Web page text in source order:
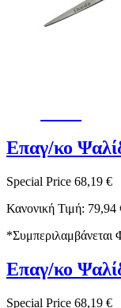
Επαγ/κο
Special Price 68,19 €
Κανονική Τιμή: 79,94
*
Επαγ/κο
Special Price 68,19 €